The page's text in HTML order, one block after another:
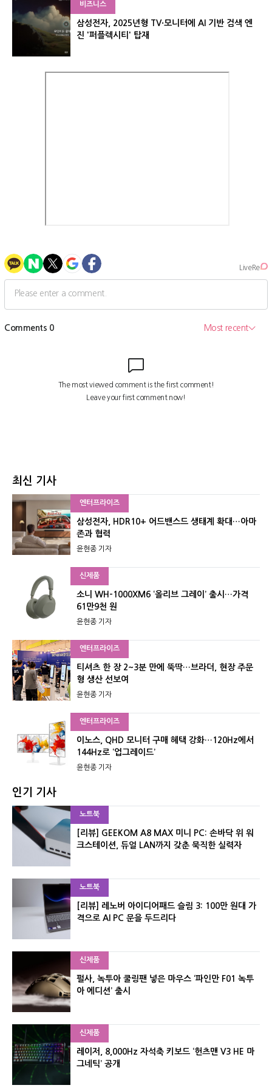
비즈니스
삼성전자, 2025년형 TV·모니터에 AI 기반 검색 엔
진 '퍼플렉시티' 탑재
최신 기사
엔터프라이즈
삼성전자, HDR10+ 어드밴스드 생태계 확대…아마
존과 협력
윤현종 기자
신제품
소니 WH-1000XM6 ‘올리브 그레이’ 출시…가격
61만9천 원
윤현종 기자
엔터프라이즈
티셔츠 한 장 2~3분 만에 뚝딱…브라더, 현장 주문
형 생산 선보여
윤현종 기자
엔터프라이즈
이노스, QHD 모니터 구매 혜택 강화…120Hz에서
144Hz로 ‘업그레이드’
윤현종 기자
인기 기사
노트북
[리뷰] GEEKOM A8 MAX 미니 PC: 손바닥 위 워
크스테이션, 듀얼 LAN까지 갖춘 묵직한 실력자
노트북
[리뷰] 레노버 아이디어패드 슬림 3: 100만 원대 가
격으로 AI PC 문을 두드리다
신제품
펄사, 녹투아 쿨링팬 넣은 마우스 ‘파인만 F01 녹투
아 에디션’ 출시
신제품
레이저, 8,000Hz 자석축 키보드 ‘헌츠맨 V3 HE 마
그네틱’ 공개